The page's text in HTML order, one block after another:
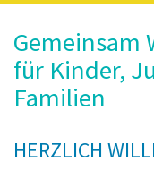
Gemeinsam
für Kinder,
Familien
HERZLICH